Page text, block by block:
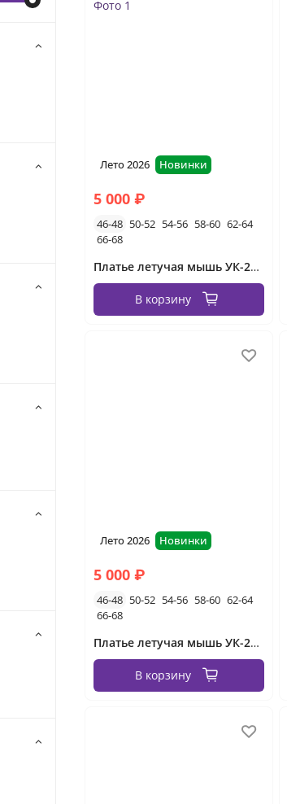
Лето 2026 Новинки
5 000 ₽
46-48 50-52 54-56 58-60 62-64
66-68
Платье летучая мышь УК-2656-4 Фабрика Моды
В корзину
Лето 2026 Новинки
5 000 ₽
46-48 50-52 54-56 58-60 62-64
66-68
Платье летучая мышь УК-2656 Фабрика Моды
В корзину